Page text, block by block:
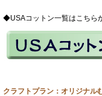
◆USAコットン一覧はこちら
クラフトプラン：オリジナル